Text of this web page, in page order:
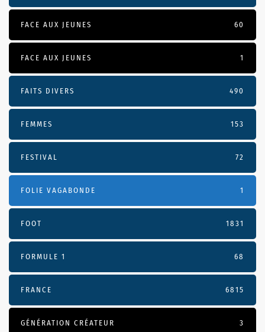
FACE AUX JEUNES 60
FACE AUX JEUNES 1
FAITS DIVERS 490
FEMMES 153
FESTIVAL 72
FOLIE VAGABONDE 1
FOOT 1831
FORMULE 1 68
FRANCE 6815
GÉNÉRATION CRÉATEUR 3